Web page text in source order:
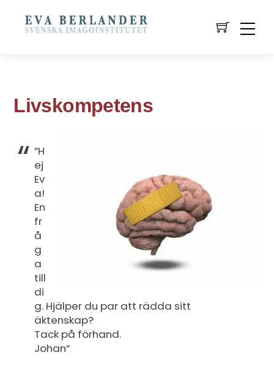
Livskompetens
”H
ej
Ev
a!
En
fr
å
g
a
till
di
g. Hjälper du par att rädda sitt
äktenskap?
Tack på förhand.
Johan”